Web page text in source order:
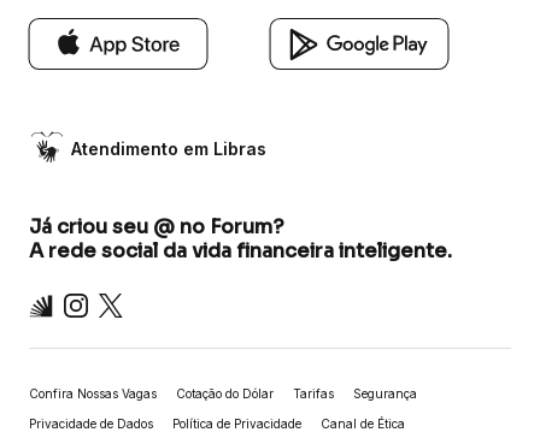
Atendimento em Libras
Já criou seu @ no Forum?
A rede social da vida financeira inteligente.
Inter Instagram
X
Confira Nossas Vagas Cotação do Dólar Tarifas Segurança
Privacidade de Dados Política de Privacidade Canal de Ética